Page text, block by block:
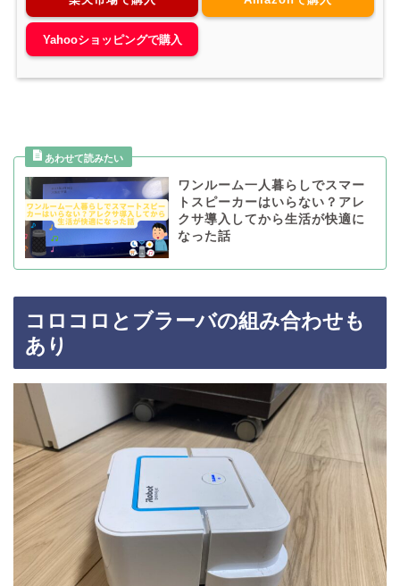
Yahooショッピングで購入
ワンルーム一人暮らしでスマー
トスピーカーはいらない？アレ
クサ導入してから生活が快適に
なった話
コロコロとブラーバの組み合わせも
あり